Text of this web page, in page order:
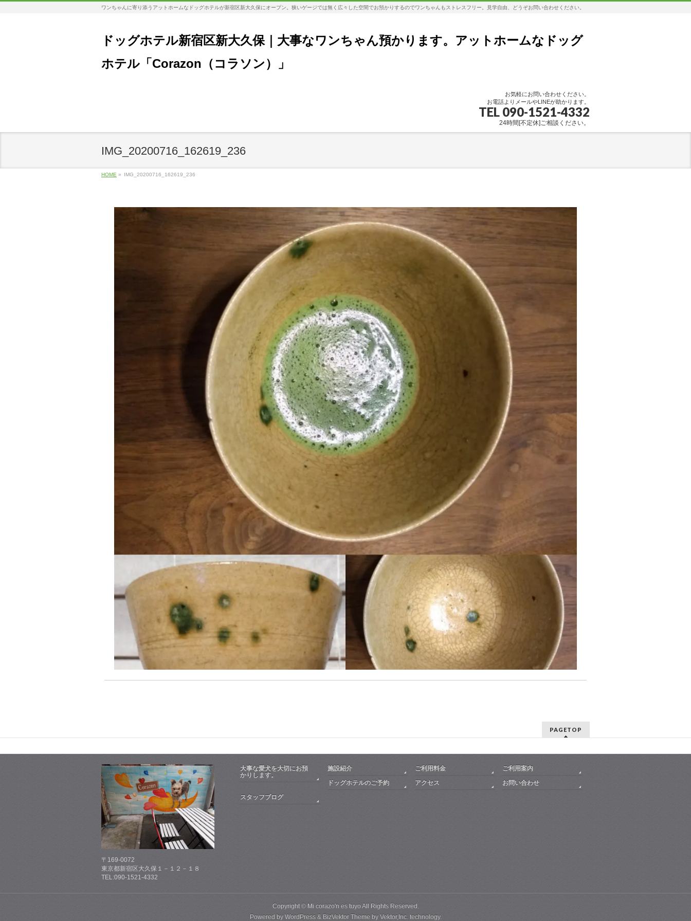
ワンちゃんに寄り添うアットホームなドッグホテルが新宿区新大久保にオープン。狭いゲージでは無く広々した空間でお預かりするのでワンちゃんもストレスフリー。見学自由、どうぞお問い合わせください。
ドッグホテル新宿区新大久保｜大事なワンちゃん預かります。アットホームなドッグ
ホテル「Corazon（コラソン）」
お気軽にお問い合わせください。
お電話よりメールやLINEが助かります。
TEL 090-1521-4332
24時間[不定休]ご相談ください。
IMG_20200716_162619_236
HOME » IMG_20200716_162619_236
PAGETOP
〒169-0072
東京都新宿区大久保１－１２－１８
TEL:090-1521-4332
大事な愛犬を大切にお預
かりします。
施設紹介 ご利用料金
ご利用案内
ドッグホテルのご予約
アクセス
お問い合わせ
スタッフブログ
Copyright © Mi corazo'n es tuyo All Rights Reserved.
Powered by WordPress& BizVektor Theme by Vektor,Inc.technology.